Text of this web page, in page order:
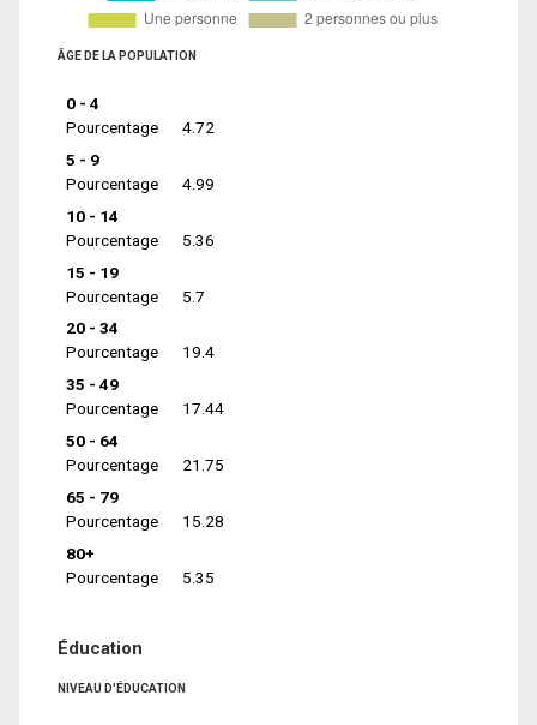
ÂGE DE LA POPULATION
0 - 4
Pourcentage
4.72
5 - 9
Pourcentage
4.99
10 - 14
Pourcentage
5.36
15 - 19
Pourcentage
5.7
20 - 34
Pourcentage
19.4
35 - 49
Pourcentage
17.44
50 - 64
Pourcentage
21.75
65 - 79
Pourcentage
15.28
80+
Pourcentage
5.35
Éducation
NIVEAU D'ÉDUCATION